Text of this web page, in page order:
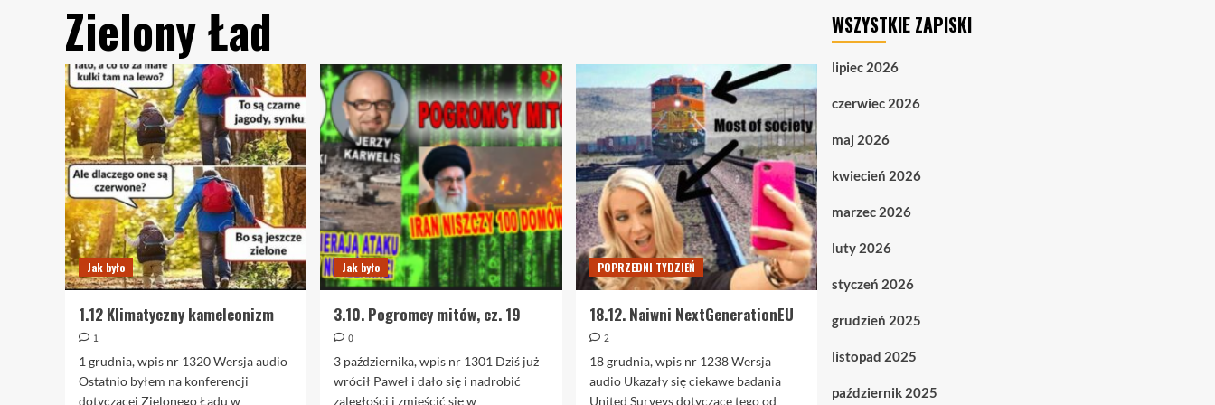
Zielony Ład
Jak było
1.12 Klimatyczny kameleonizm
1
1 grudnia, wpis nr 1320 Wersja audio
Ostatnio byłem na konferencji
dotyczącej Zielonego Ładu w
Jak było
3.10. Pogromcy mitów, cz. 19
0
3 października, wpis nr 1301 Dziś już
wrócił Paweł i dało się i nadrobić
zaległości i zmieścić się w
POPRZEDNI TYDZIEŃ
18.12. Naiwni NextGenerationEU
2
18 grudnia, wpis nr 1238 Wersja
audio Ukazały się ciekawe badania
United Surveys dotyczące tego od
WSZYSTKIE ZAPISKI
lipiec 2026
czerwiec 2026
maj 2026
kwiecień 2026
marzec 2026
luty 2026
styczeń 2026
grudzień 2025
listopad 2025
październik 2025